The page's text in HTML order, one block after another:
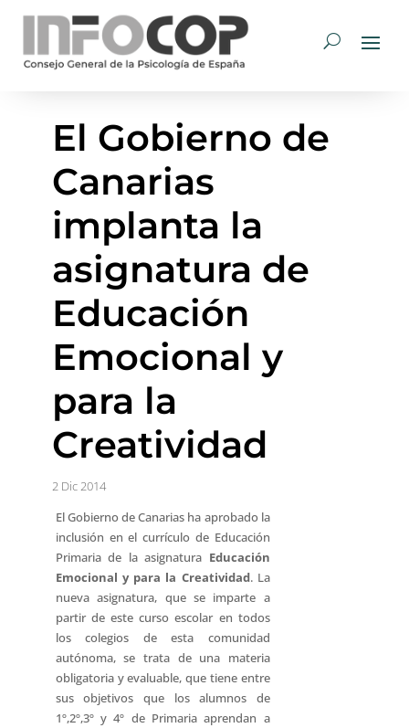
El Gobierno de
Canarias
implanta la
asignatura de
Educación
Emocional y
para la
Creatividad
2 Dic 2014
El Gobierno de Canarias ha aprobado la
inclusión en el currículo de Educación
Primaria de la asignatura Educación
Emocional y para la Creatividad. La
nueva asignatura, que se imparte a
partir de este curso escolar en todos
los colegios de esta comunidad
autónoma, se trata de una materia
obligatoria y evaluable, que tiene entre
sus objetivos que los alumnos de
1º,2º,3º y 4º de Primaria aprendan a